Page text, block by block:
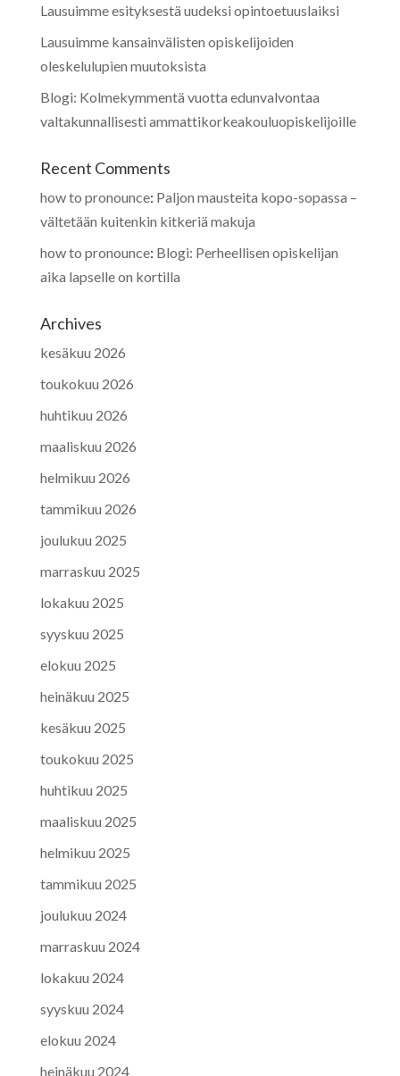
Lausuimme esityksestä uudeksi opintoetuuslaiksi
Lausuimme kansainvälisten opiskelijoiden
oleskelulupien muutoksista
Blogi: Kolmekymmentä vuotta edunvalvontaa
valtakunnallisesti ammattikorkeakouluopiskelijoille
Recent Comments
how to pronounce: Paljon mausteita kopo-sopassa –
vältetään kuitenkin kitkeriä makuja
how to pronounce: Blogi: Perheellisen opiskelijan
aika lapselle on kortilla
Archives
kesäkuu 2026
toukokuu 2026
huhtikuu 2026
maaliskuu 2026
helmikuu 2026
tammikuu 2026
joulukuu 2025
marraskuu 2025
lokakuu 2025
syyskuu 2025
elokuu 2025
heinäkuu 2025
kesäkuu 2025
toukokuu 2025
huhtikuu 2025
maaliskuu 2025
helmikuu 2025
tammikuu 2025
joulukuu 2024
marraskuu 2024
lokakuu 2024
syyskuu 2024
elokuu 2024
heinäkuu 2024